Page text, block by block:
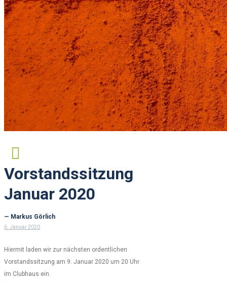
Vorstandssitzung
Januar 2020
— Markus Görlich
6. Januar 2020
Hiermit laden wir zur nächsten ordentlichen
Vorstandssitzung am 9. Januar 2020 um 20 Uhr
im Clubhaus ein.